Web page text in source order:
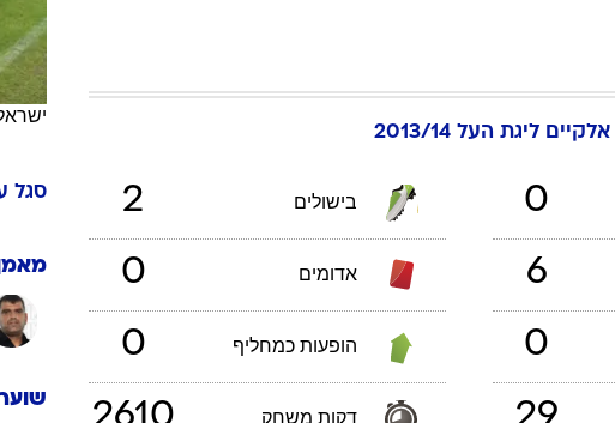
כתבו לנו
אלקיים ליגת העל 2013/14
0 בישולים 2
6 אדומים 0
0 הופעות כמחליף 0
דקות משחק
סגל
מאמן